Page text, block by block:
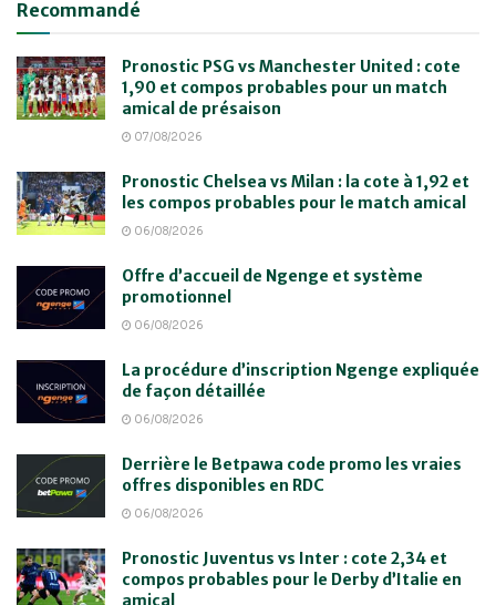
Recommandé
Pronostic PSG vs Manchester United : cote
1,90 et compos probables pour un match
amical de présaison
07/08/2026
Pronostic Chelsea vs Milan : la cote à 1,92 et
les compos probables pour le match amical
06/08/2026
Offre d’accueil de Ngenge et système
promotionnel
06/08/2026
La procédure d’inscription Ngenge expliquée
de façon détaillée
06/08/2026
Derrière le Betpawa code promo les vraies
offres disponibles en RDC
06/08/2026
Pronostic Juventus vs Inter : cote 2,34 et
compos probables pour le Derby d’Italie en
amical